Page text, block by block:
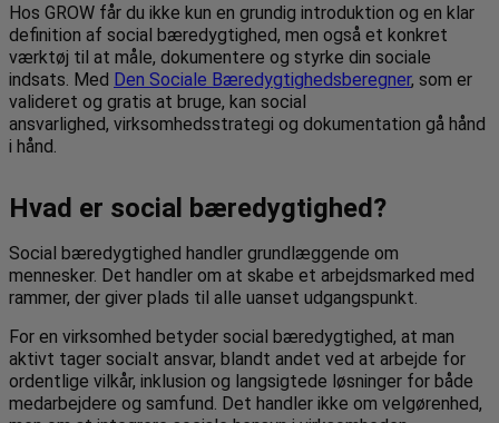
Hos GROW får du ikke kun en grundig introduktion og en klar
definition af social bæredygtighed, men også et konkret
værktøj til at måle, dokumentere og styrke din sociale
indsats. Med Den Sociale Bæredygtighedsberegner, som er
valideret og gratis at bruge, kan social
ansvarlighed, virksomhedsstrategi og dokumentation gå hånd
i hånd.
Hvad er social bæredygtighed?
Social bæredygtighed handler grundlæggende om
mennesker. Det handler om at skabe et arbejdsmarked med
rammer, der giver plads til alle uanset udgangspunkt.
For en virksomhed betyder social bæredygtighed, at man
aktivt tager socialt ansvar, blandt andet ved at arbejde for
ordentlige vilkår, inklusion og langsigtede løsninger for både
medarbejdere og samfund. Det handler ikke om velgørenhed,